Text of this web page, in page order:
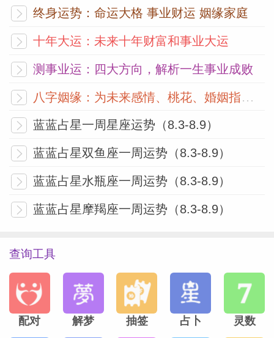
终身运势：命运大格 事业财运 姻缘家庭
十年大运：未来十年财富和事业大运
测事业运：四大方向，解析一生事业成败
八字姻缘：为未来感情、桃花、婚姻指明方向
蓝蓝占星一周星座运势（8.3-8.9）
蓝蓝占星双鱼座一周运势（8.3-8.9）
蓝蓝占星水瓶座一周运势（8.3-8.9）
蓝蓝占星摩羯座一周运势（8.3-8.9）
查询工具
配对 解梦 抽签 占卜 灵数